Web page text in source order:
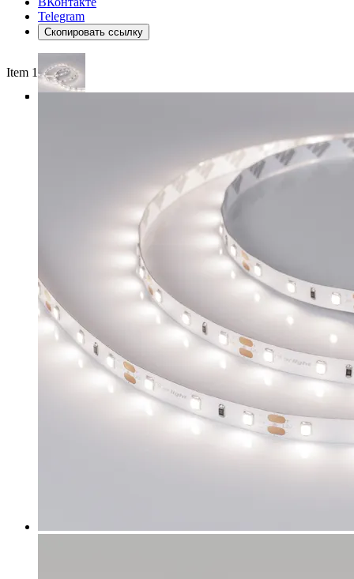
Telegram
Скопировать ссылку
Item 1 of 4